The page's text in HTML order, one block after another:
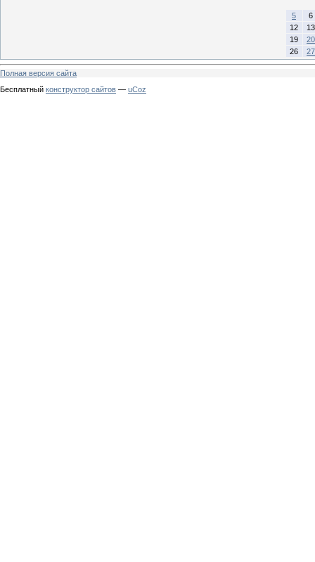
5
6
12
13
19
20
26
27
Полная версия сайта
Бесплатный конструктор сайтов — uCoz